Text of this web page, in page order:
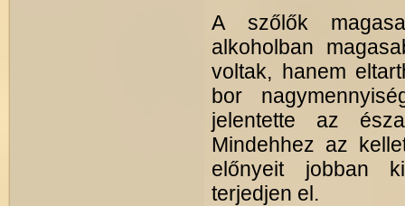
A szőlők
alkoholban
voltak, hanem
bor
jelentette az
Mindehhez az
előnyeit jobban
terjedjen el.